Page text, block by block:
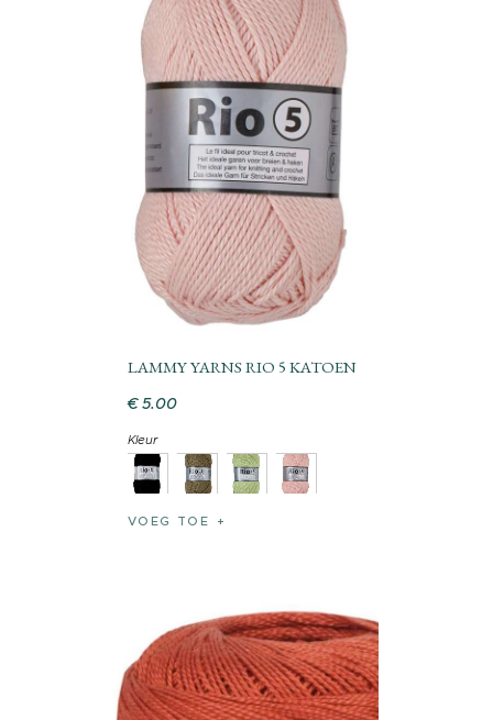
LAMMY YARNS RIO 5 KATOEN
€ 5.00
Kleur
VOEG TOE